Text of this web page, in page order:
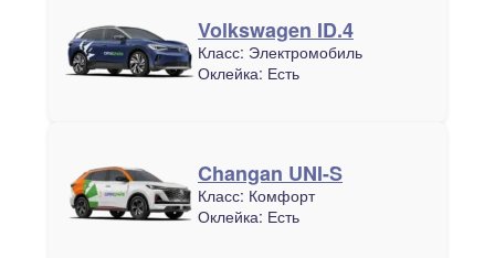
Volkswagen ID.4
Класс: Электромобиль
Оклейка: Есть
Changan UNI-S
Класс: Комфорт
Оклейка: Есть